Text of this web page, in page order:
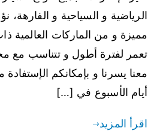
الرياضية و السياحية و
مميزة و من الماركات العالمية
تعمر لفترة أطول و تتناسب مع
معنا يسرنا و بإمكانكم
أيام الأسبوع في […]
اقرأ المزيد